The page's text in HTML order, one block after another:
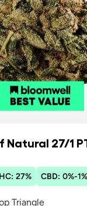
Natural 27/1
27% CBD: 0%-1%
Triangle